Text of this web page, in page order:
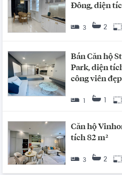
Đông, diện
3 2
Bán Căn hộ
Park, diện
công viên đẹp
1
Căn hộ
tích 82 m²
3 2